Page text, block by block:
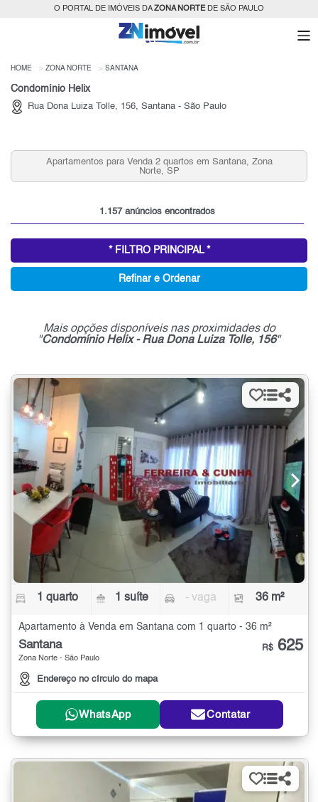
O PORTAL DE IMÓVEIS DAZONA NORTEDE SÃO PAULO
HOME ZONA NORTE SANTANA
Condomínio Helix
Rua Dona Luiza Tolle, 156, Santana - São Paulo
Apartamentos para Venda 2 quartos em Santana, Zona
Norte, SP
1.157 anúncios encontrados
* FILTRO PRINCIPAL *
Refinar e Ordenar
Mais opções disponíveis nas proximidades do
"Condomínio Helix - Rua Dona Luiza Tolle, 156"
1 quarto 1 suíte - vaga 36 m²
Apartamento à Venda em Santana com 1 quarto - 36 m²
Santana
Zona Norte - São Paulo
Endereço no círculo do mapa
R$ 625
WhatsApp Contatar